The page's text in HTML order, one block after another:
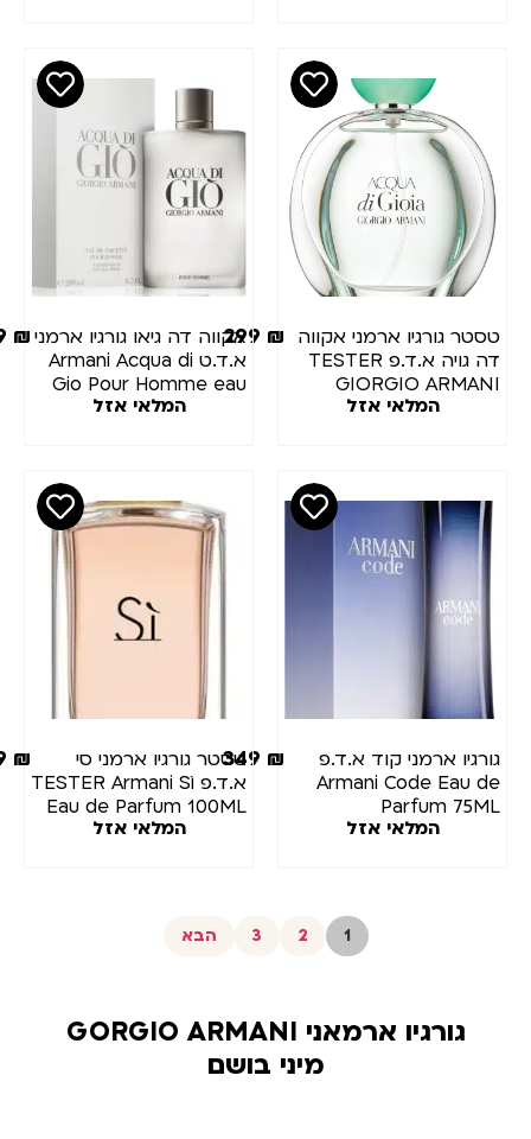
גורגיו ארמני אקווה
דה גויה א.ד.פ TESTER
GIORGIO
ACQUA DI GIOIA
299₪
המלאי אזל
אקווה דה גיאו גורגיו ארמני
א.ד.ט Armani Acqua di
Gio Pour Homme eau
de toilette 200ml
449₪
המלאי אזל
ארמני קוד א.ד.פ
Armani Code Eau
Parfum
349
המלאי אזל
טסטר גורגיו ארמני סי
א.ד.פ TESTER Armani Sì
Eau de Parfum 100ML
289
המלאי אזל
הבא
גורגיו ארמאני GORGIO ARMANI
מיני בושם